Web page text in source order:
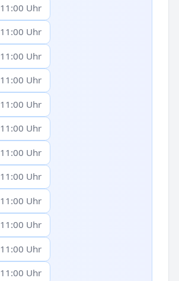
11:00 Uhr
11:00 Uhr
11:00 Uhr
11:00 Uhr
11:00 Uhr
11:00 Uhr
11:00 Uhr
11:00 Uhr
11:00 Uhr
11:00 Uhr
11:00 Uhr
11:00 Uhr